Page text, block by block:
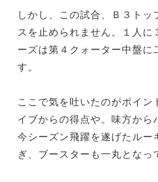
しかし、この試合、Ｂ３ト
スを止められません。１人に
ーズは第４クォーター中盤に
す。
ここで気を吐いたのがポイン
イブからの得点や。味方から
今シーズン飛躍を遂げたルー
ぎ、ブースターも一丸となっ